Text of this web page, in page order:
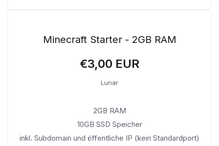
Minecraft Starter - 2GB RAM
€3,00 EUR
Lunar
2GB RAM
10GB SSD Speicher
inkl. Subdomain und öffentliche IP (kein Standardport)